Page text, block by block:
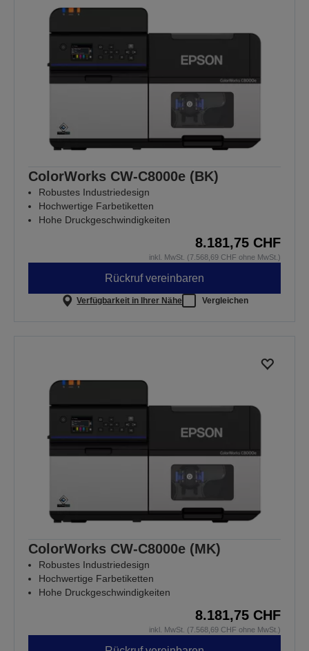
ColorWorks CW-C8000e (BK)
Robustes Industriedesign
Hochwertige Farbetiketten
Hohe Druckgeschwindigkeiten
8.181,75 CHF
inkl. MwSt. (7.568,69 CHF ohne MwSt.)
Rückruf vereinbaren
Verfügbarkeit in Ihrer Nähe Vergleichen
ColorWorks CW-C8000e (MK)
Robustes Industriedesign
Hochwertige Farbetiketten
Hohe Druckgeschwindigkeiten
8.181,75 CHF
inkl. MwSt. (7.568,69 CHF ohne MwSt.)